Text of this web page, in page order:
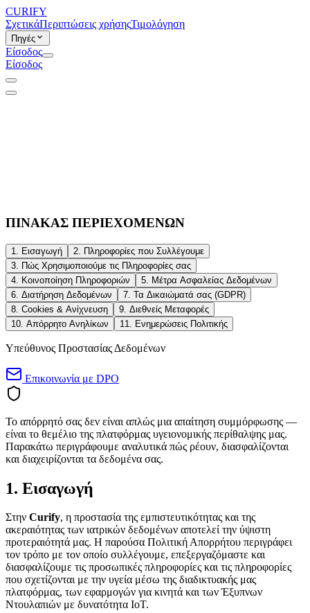
CURIFY
ΣχετικάΠεριπτώσεις χρήσηςΤιμολόγηση
Πηγές
Είσοδος
Είσοδος
ΠΙΝΑΚΑΣ ΠΕΡΙΕΧΟΜΕΝΩΝ
1. Εισαγωγή
2. Πληροφορίες που Συλλέγουμε
3. Πώς Χρησιμοποιούμε τις Πληροφορίες σας
4. Κοινοποίηση Πληροφοριών
5. Μέτρα Ασφαλείας Δεδομένων
6. Διατήρηση Δεδομένων
7. Τα Δικαιώματά σας (GDPR)
8. Cookies & Ανίχνευση
9. Διεθνείς Μεταφορές
10. Απόρρητο Ανηλίκων
11. Ενημερώσεις Πολιτικής
Υπεύθυνος Προστασίας Δεδομένων
Επικοινωνία με DPO
Το απόρρητό σας δεν είναι απλώς μια απαίτηση συμμόρφωσης —
είναι το θεμέλιο της πλατφόρμας υγειονομικής περίθαλψης μας.
Παρακάτω περιγράφουμε αναλυτικά πώς ρέουν, διασφαλίζονται
και διαχειρίζονται τα δεδομένα σας.
1. Εισαγωγή
Στην Curify, η προστασία της εμπιστευτικότητας και της
ακεραιότητας των ιατρικών δεδομένων αποτελεί την ύψιστη
προτεραιότητά μας. Η παρούσα Πολιτική Απορρήτου περιγράφει
τον τρόπο με τον οποίο συλλέγουμε, επεξεργαζόμαστε και
διασφαλίζουμε τις προσωπικές πληροφορίες και τις πληροφορίες
που σχετίζονται με την υγεία μέσω της διαδικτυακής μας
πλατφόρμας, των εφαρμογών για κινητά και των Έξυπνων
Ντουλαπιών με δυνατότητα IoT.